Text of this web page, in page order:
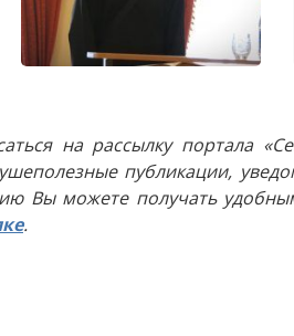
на рассылку портала
публикации,
Вы можете получать
.